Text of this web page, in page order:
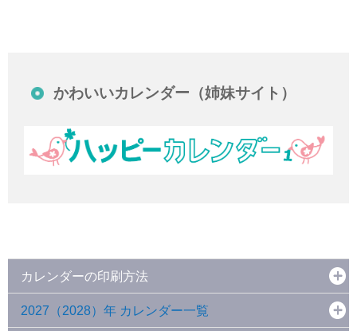
かわいいカレンダー（姉妹サイト）
カレンダーの印刷方法
2027（2028）年 カレンダー一覧